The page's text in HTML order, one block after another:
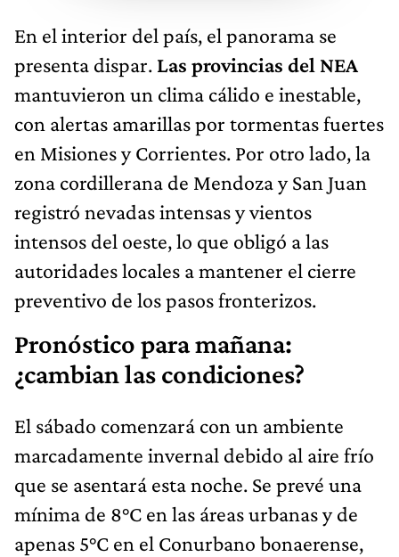
En el interior del país, el panorama se
presenta dispar. Las provincias del NEA
mantuvieron un clima cálido e inestable,
con alertas amarillas por tormentas fuertes
en Misiones y Corrientes. Por otro lado, la
zona cordillerana de Mendoza y San Juan
registró nevadas intensas y vientos
intensos del oeste, lo que obligó a las
autoridades locales a mantener el cierre
preventivo de los pasos fronterizos.
Pronóstico para mañana:
¿cambian las condiciones?
El sábado comenzará con un ambiente
marcadamente invernal debido al aire frío
que se asentará esta noche. Se prevé una
mínima de 8°C en las áreas urbanas y de
apenas 5°C en el Conurbano bonaerense,